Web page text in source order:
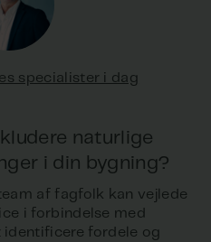
specialister i dag
naturlige
i din bygning?
af fagfolk kan vejlede
i forbindelse med
fordele og